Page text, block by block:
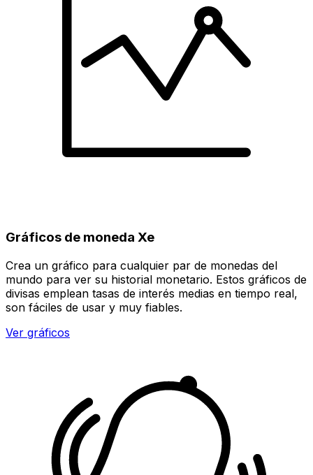
Gráficos de moneda Xe
Crea un gráfico para cualquier par de monedas del
mundo para ver su historial monetario. Estos gráficos de
divisas emplean tasas de interés medias en tiempo real,
son fáciles de usar y muy fiables.
Ver gráficos